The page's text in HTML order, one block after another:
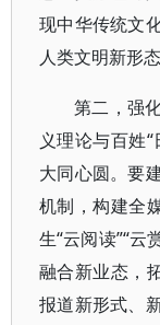
现中华传统文
人类文明新形
第二，强
义理论与百姓
大同心圆。要
机制，构建全
生“云阅读”“云
融合新业态，
报道新形式、